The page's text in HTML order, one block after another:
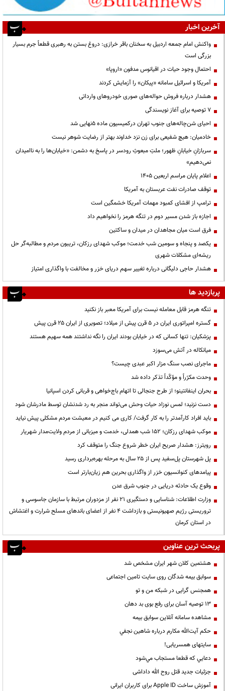
آخرین اخبار
واکنش امام جمعه اردبیل به سخنان باقر خرازی: دروغ بستن به رهبری قطعاً جرم بسیار
بزرگی است
احتمال وجود حیات در اقیانوس مدفون «اروپا»
آمریکا و اسرائیل سامانه «پیکان» را آزمایش کردند
هشدار درباره فروش حواله‌های صوری خودروهای وارداتی
۷ توصیه برای آغاز نویسندگی
احیای شن‌چاله‌های جنوب تهران درکمیسیون ماده ۵نهایی شد
خادمیان: هیچ شفیعی برای زن نزد خداوند بهتر از رضایت شوهر نیست
سربازانِ خیابانِ ظهور؛ ملتِ مبعوثِ رودسر در پاسخ به دشمن: «خیابان‌ها را به ناامیدان
نمی‌دهیم»
اعلام پایان مراسم اربعین ۱۴۰۵
توقف صادرات نفت عربستان به آمریکا
ترامپ از افشای کمبود مهمات آمریکا خشمگین است
اجازه باز شدن مسیر دوم در تنگه هرمز را نخواهیم داد
فرق است میان مجاهدان در میدان و ساکتین
یکصد و پنجاه و سومین شب خدمت؛ موکب شهدای رزکان، تریبون مردم و مطالبه‌گر حل
ریشه‌ای مشکلات شهری
هشدار حاجی دلیگانی درباره تغییر سهم دریای خزر و مخالفت با واگذاری امتیاز
پربازدید ها
تنگه هرمز قابل معامله نیست برای آمریکا معبر باز نکنید
گستره امپراتوری ایران در ۵ قرن پیش از میلاد؛ تصویری از ایران ۲۵ قرن پیش
پزشکیان: تنها کسانی که در خیابان بودند ایران را نگه نداشتند همه سهیم هستند
میانکاله در آتش می‌سوزد
ماجرای نصب سنگ مزار اکبر عبدی چیست؟
وحدت مکرّراً و مؤکّداً تذکر داده شد
بحران اینفانتینو؛ از طرح جنجالی تا اتهام باج‌خواهی و قربانی کردن اسپانیا
دست نزنید؛ لمس نوزاد حیات وحش می‌تواند منجر به رد شدنشان توسط مادرشان شود
باید افراد کارآمدتر را به کار گرفت/ کاری می کنیم در معیشت مردم مشکلی پیش نیاید
موکب شهدای رزکان؛ ۱۵۲ شب همدلی، خدمت و میزبانی از مردم ولایت‌مدار شهریار
رویترز: هشدار صریح ایران خطر شروع جنگ را متوقف کرد
پل شهرستان پل‌سفید پس از ۲۵ سال به مرحله بهره‌برداری رسید
پیامدهای کنوانسیون خزر از واگذاری بحرین هم زیان‌بارتر است
وقوع یک حادثه دریایی در جنوب شرق عدن
وزارت اطلاعات: شناسایی و دستگیری ۲۱ نفر از مزدوران مرتبط با سازمان جاسوسی و
تروریستی رژیم صهیونیستی و بازداشت ۴ نفر از اعضای باندهای مسلح شرارت و اغتشاش
در استان کرمان
پربحث ترین عناوین
هشتمین کلان شهر ایران مشخص شد
سوابق بیمه شدگان روی سایت تامین اجتماعی
همجنس گرایی در شبکه من و تو
13 توصیه آسان برای رفع بوی بد دهان
مشاهده سامانه آنلاين سوابق بیمه
حكم آيت‌الله مكارم درباره شاهين نجفي
سایتهای همسریابی!
دعايي كه قطعا مستجاب مي‌شود
جزئیات جدید قتل روح الله داداشی
آموزش ساخت Apple ID برای کاربران ایرانی